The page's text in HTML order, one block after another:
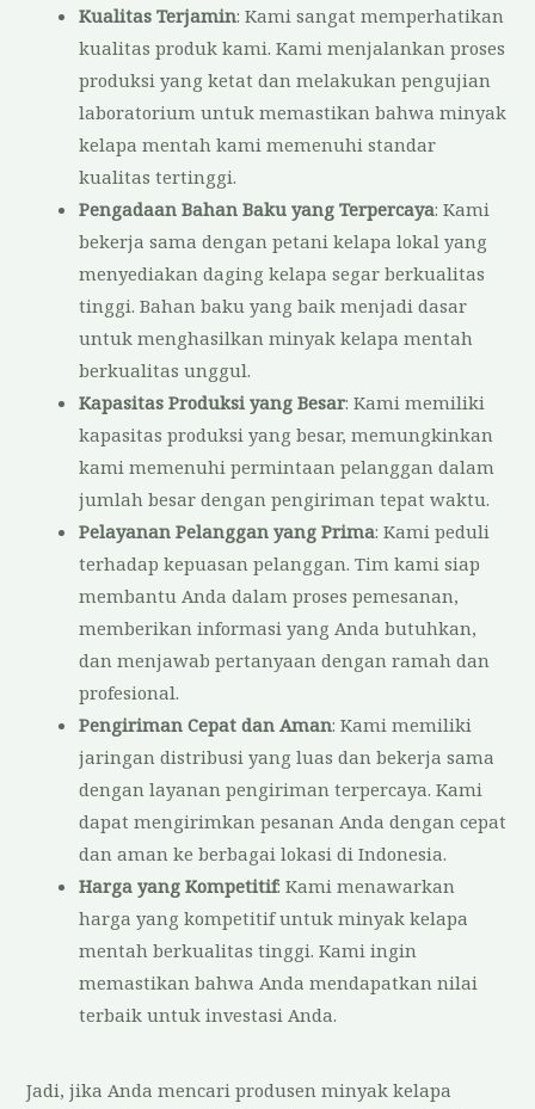
Kualitas Terjamin: Kami sangat memperhatikan
kualitas produk kami. Kami menjalankan proses
produksi yang ketat dan melakukan pengujian
laboratorium untuk memastikan bahwa minyak
kelapa mentah kami memenuhi standar
kualitas tertinggi.
Pengadaan Bahan Baku yang Terpercaya: Kami
bekerja sama dengan petani kelapa lokal yang
menyediakan daging kelapa segar berkualitas
tinggi. Bahan baku yang baik menjadi dasar
untuk menghasilkan minyak kelapa mentah
berkualitas unggul.
Kapasitas Produksi yang Besar: Kami memiliki
kapasitas produksi yang besar, memungkinkan
kami memenuhi permintaan pelanggan dalam
jumlah besar dengan pengiriman tepat waktu.
Pelayanan Pelanggan yang Prima: Kami peduli
terhadap kepuasan pelanggan. Tim kami siap
membantu Anda dalam proses pemesanan,
memberikan informasi yang Anda butuhkan,
dan menjawab pertanyaan dengan ramah dan
profesional.
Pengiriman Cepat dan Aman: Kami memiliki
jaringan distribusi yang luas dan bekerja sama
dengan layanan pengiriman terpercaya. Kami
dapat mengirimkan pesanan Anda dengan cepat
dan aman ke berbagai lokasi di Indonesia.
Harga yang Kompetitif: Kami menawarkan
harga yang kompetitif untuk minyak kelapa
mentah berkualitas tinggi. Kami ingin
memastikan bahwa Anda mendapatkan nilai
terbaik untuk investasi Anda.
Jadi, jika Anda mencari produsen minyak kelapa